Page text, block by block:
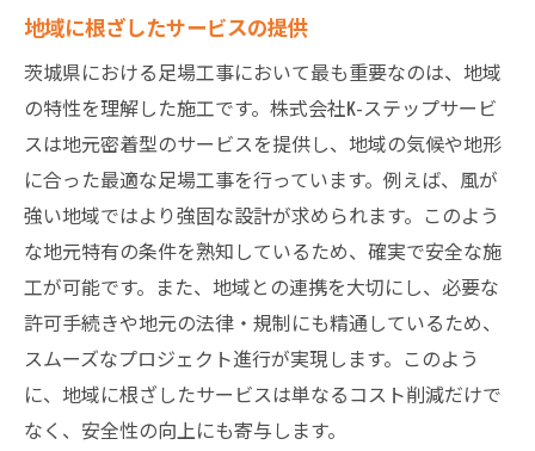
地域に根ざしたサービスの提供
茨城県における足場工事において最も重要なのは、地域
の特性を理解した施工です。株式会社K-ステップサービ
スは地元密着型のサービスを提供し、地域の気候や地形
に合った最適な足場工事を行っています。例えば、風が
強い地域ではより強固な設計が求められます。このよう
な地元特有の条件を熟知しているため、確実で安全な施
工が可能です。また、地域との連携を大切にし、必要な
許可手続きや地元の法律・規制にも精通しているため、
スムーズなプロジェクト進行が実現します。このよう
に、地域に根ざしたサービスは単なるコスト削減だけで
なく、安全性の向上にも寄与します。